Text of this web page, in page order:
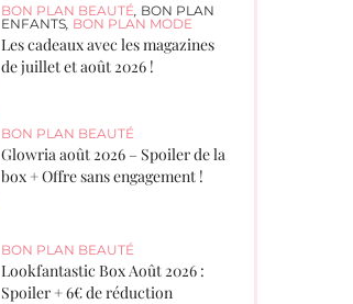
BON PLAN BEAUTÉ BON PLAN
ENFANTS BON PLAN MODE
Les cadeaux avec les magazines
de juillet et août 2026 !
BON PLAN BEAUTÉ
Glowria août 2026 – Spoiler de la
box + Offre sans engagement !
BON PLAN BEAUTÉ
Lookfantastic Box Août 2026 :
Spoiler + 6€ de réduction